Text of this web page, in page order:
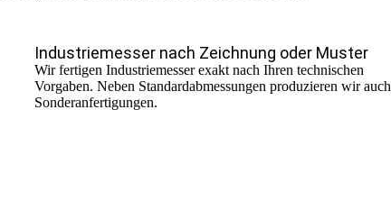
Industriemesser nach Zeichnung oder Muster
Wir fertigen Industriemesser exakt nach Ihren technischen
Vorgaben. Neben Standardabmessungen produzieren wir auch
Sonderanfertigungen.